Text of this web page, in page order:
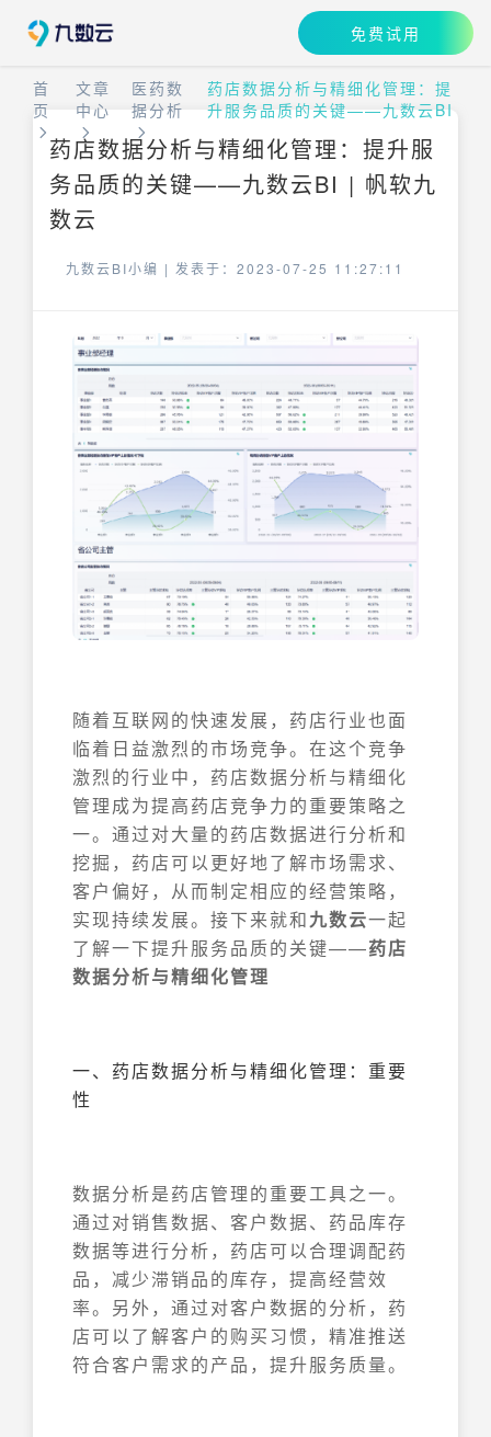
免费试用
首
页
文章
中心
医药数
据分析
药店数据分析与精细化管理：提
升服务品质的关键——九数云BI
药店数据分析与精细化管理：提升服
务品质的关键——九数云BI | 帆软九
数云
九数云BI小编 | 发表于：2023-07-25 11:27:11
随着互联网的快速发展，药店行业也面
临着日益激烈的市场竞争。在这个竞争
激烈的行业中，药店数据分析与精细化
管理成为提高药店竞争力的重要策略之
一。通过对大量的药店数据进行分析和
挖掘，药店可以更好地了解市场需求、
客户偏好，从而制定相应的经营策略，
实现持续发展。接下来就和九数云一起
了解一下提升服务品质的关键——药店
数据分析与精细化管理
一、药店数据分析与精细化管理：重要
性
数据分析是药店管理的重要工具之一。
通过对销售数据、客户数据、药品库存
数据等进行分析，药店可以合理调配药
品，减少滞销品的库存，提高经营效
率。另外，通过对客户数据的分析，药
店可以了解客户的购买习惯，精准推送
符合客户需求的产品，提升服务质量。